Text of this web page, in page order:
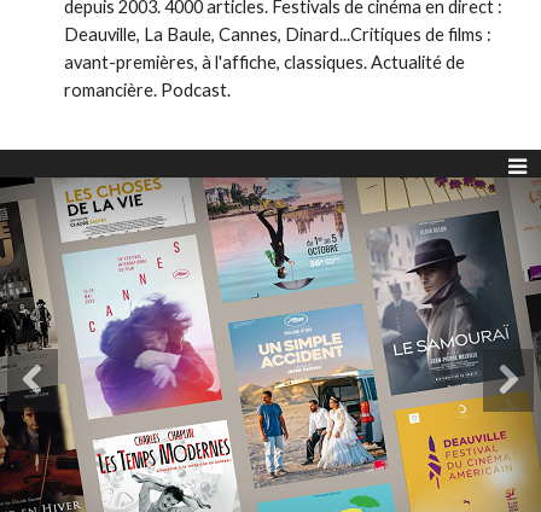
depuis 2003. 4000 articles. Festivals de cinéma en direct :
Deauville, La Baule, Cannes, Dinard...Critiques de films :
avant-premières, à l'affiche, classiques. Actualité de
romancière. Podcast.